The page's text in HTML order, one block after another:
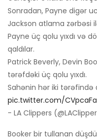
Sonradan, Payne digər
Jackson atlama zərbəsi
Payne üç qolu yıxdı və
qaldılar.
Patrick Beverly, Devin
tərəfdəki üç qolu yıxdı.
Sahənin hər iki tərəfində
pic.twitter.com/
- LA Clippers
Booker bir tullanan